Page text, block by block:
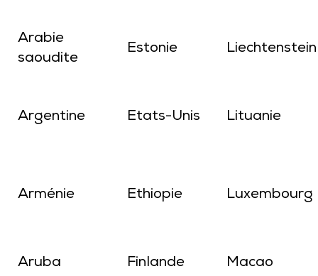
Arabie
saoudite
Estonie Liechtenstein
Argentine Etats-Unis Lituanie
Arménie Ethiopie Luxembourg
Aruba Finlande Macao